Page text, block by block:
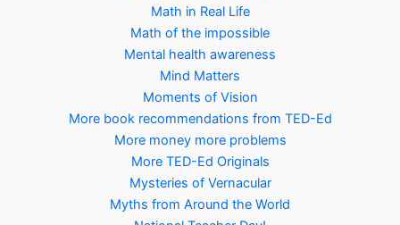
Math in Real Life
Math of the impossible
Mental health awareness
Mind Matters
Moments of Vision
More book recommendations from TED-Ed
More money more problems
More TED-Ed Originals
Mysteries of Vernacular
Myths from Around the World